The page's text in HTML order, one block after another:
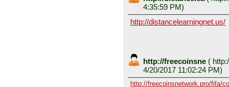
4:35:59 PM)
http://distancelearningnet.us/
http://freecoinsne (
4/20/2017 11:02:24 PM)
http://freecoinsnetwork.pro/fifa/